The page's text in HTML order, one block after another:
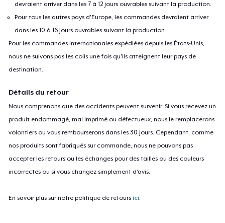
devraient arriver dans les 7 à 12 jours ouvrables suivant la production.
Pour tous les autres pays d'Europe, les commandes devraient arriver
dans les 10 à 16 jours ouvrables suivant la production.
Pour les commandes internationales expédiées depuis les États-Unis,
nous ne suivons pas les colis une fois qu'ils atteignent leur pays de
destination.
Détails du retour
Nous comprenons que des accidents peuvent survenir. Si vous recevez un
produit endommagé, mal imprimé ou défectueux, nous le remplacerons
volontiers ou vous rembourserons dans les 30 jours. Cependant, comme
nos produits sont fabriqués sur commande, nous ne pouvons pas
accepter les retours ou les échanges pour des tailles ou des couleurs
incorrectes ou si vous changez simplement d'avis.
En savoir plus sur notre politique de retours ici.